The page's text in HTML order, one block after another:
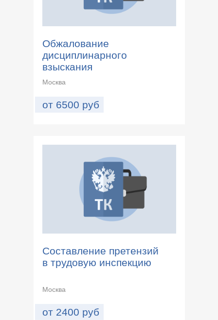
Обжалование
дисциплинарного
взыскания
Москва
от 6500 руб
Составление претензий
в трудовую инспекцию
Москва
от 2400 руб